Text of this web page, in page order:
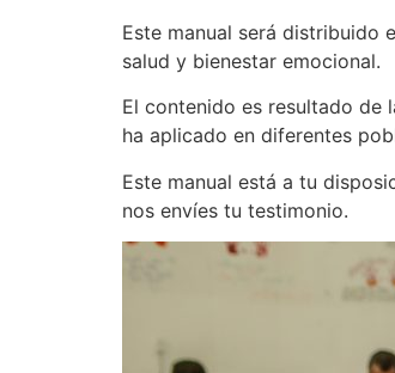
Este manual será distribuido
salud y bienestar emocional.
El contenido es resultado de
ha aplicado en diferentes
Este manual está a tu
nos envíes tu testimonio.